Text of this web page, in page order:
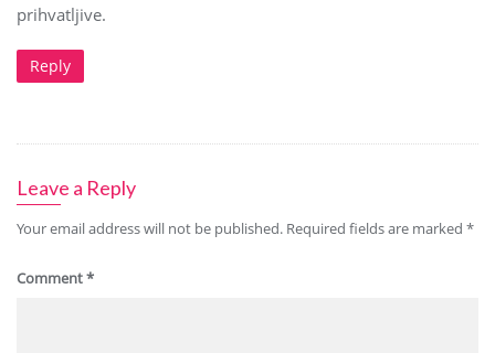
prihvatljive.
Reply
Leave a Reply
Your email address will not be published. Required fields are marked *
Comment*